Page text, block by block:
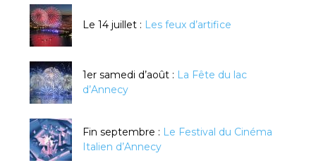
Le 14 juillet : Les feux d’artifice
1er samedi d’août : La Fête du lac
d’Annecy
Fin septembre : Le Festival du Cinéma
Italien d’Annecy